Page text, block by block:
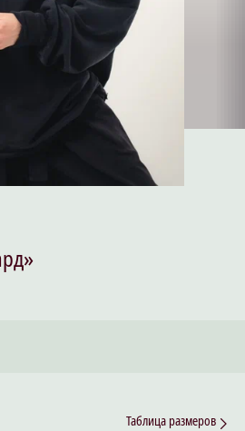
Таблица размеров